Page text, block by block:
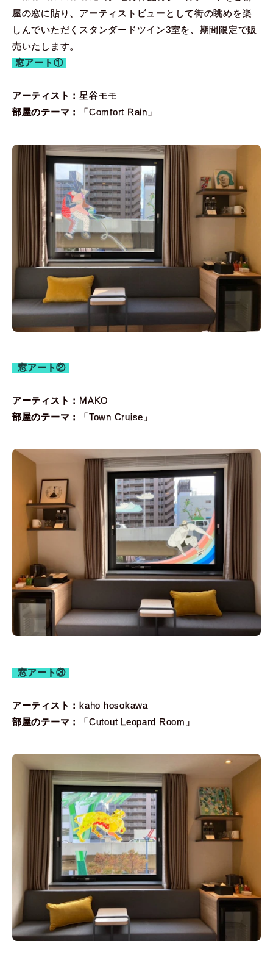
屋の窓に貼り、アーティストビューとして街の眺めを楽
しんでいただくスタンダードツイン3室を、期間限定で販
売いたします。
窓アート①
アーティスト：星谷モモ
部屋のテーマ：
「Comfort Rain」
窓アート②
アーティスト： MAKO
部屋のテーマ：
「Town Cruise」
窓アート③
アーティスト： kaho hosokawa
部屋のテーマ：
「Cutout Leopard Room」